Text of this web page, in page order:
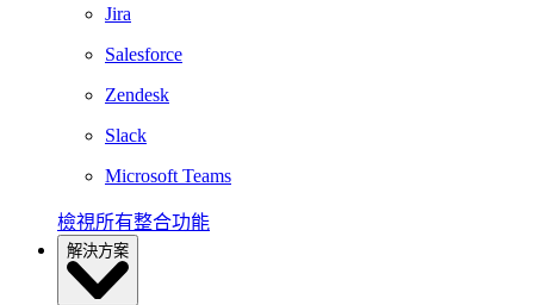
Jira
Salesforce
Zendesk
Slack
Microsoft Teams
檢視所有整合功能
解決方案